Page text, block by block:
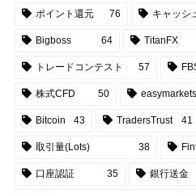
ポイント還元 76 キャッシ
Bigboss 64 TitanFX
トレードコンテスト 57
株式CFD 50 easymarkets
Bitcoin 43 TradersTrust 41
取引量(Lots) 38
口座認証 35 銀行送金